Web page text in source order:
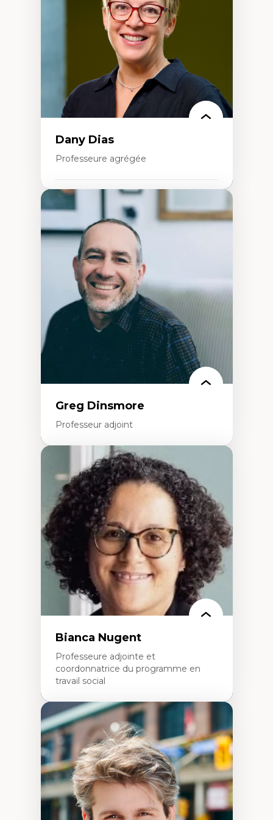
Extractivisme
Classes sociales
Mouvements sociaux
Théories de l’État
Dany Dias
Professeure agrégée
Pédagogies critiques et justice sociale
Éthique relationnelle et sollicitude en
éducation
Décolonisation et autochtonisation de la
formation à l’enseignement
Littératie et didactique du français
Éducation inclusive
Formation à l’enseignement en contexte
francophone minoritaire
Identité linguistique et culturelle
Recherche-action et approches
participatives
Leadership éducatif et pratiques réflexives
Éducation durable et bien-être en
Greg Dinsmore
Professeur adjoint
Expertises
Fragmentation des auditoires médiatiques
Analyse multi-plateforme des auditoires
médiatiques
Analyse des comportements numériques à
travers les données massives et l’IA
Recherche quantitative et qualitative sur
les auditoires médiatiques
Épistémologie des techniques de recherche
numérique et l’IA
Théorie des droits de la personne
La pensée politique d’Hannah Arendt
La pensée politique à l’ère numérique
Justice internationale et normes
internationales
Bianca Nugent
Professeure adjointe et
coordonnatrice du programme en
travail social
Expertises
Travail social, action et justice sociale
Fondements de l’intervention et des
nouvelles pratiques en travail social et en
éducation inclusive
Minorités linguistiques, offre active et
francophonie plurielle en contexte
linguistique minoritaire
Études critiques sur le handicap, la
neurodiversité, l'agentivité et les injustices